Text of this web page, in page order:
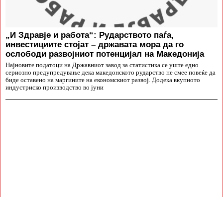
„И Здравје и работа“: Рударството паѓа,
инвестициите стојат – државата мора да го
ослободи развојниот потенцијал на Македонија
Најновите податоци на Државниот завод за статистика се уште едно
сериозно предупредување дека македонското рударство не смее повеќе да
биде оставено на маргините на економскиот развој. Додека вкупното
индустриско производство во јуни